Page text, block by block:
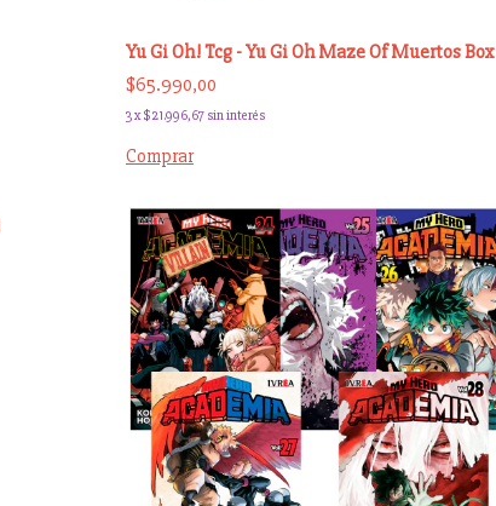
Yu Gi Oh! Tcg - Yu Gi Oh Maze Of Muertos Box
$65.990,00
3x$21.996,67 sin interés
Comprar